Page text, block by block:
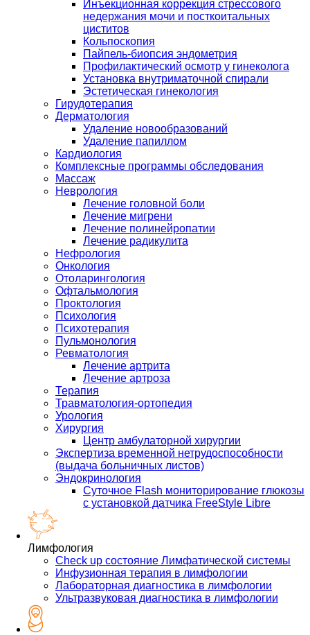
Инъекционная коррекция стрессового
недержания мочи и посткоитальных
циститов
Кольпоскопия
Пайпель-биопсия эндометрия
Профилактический осмотр у гинеколога
Установка внутриматочной спирали
Эстетическая гинекология
Гирудотерапия
Дерматология
Удаление новообразований
Удаление папиллом
Кардиология
Комплексные программы обследования
Массаж
Неврология
Лечение головной боли
Лечение мигрени
Лечение полинейропатии
Лечение радикулита
Нефрология
Онкология
Отоларингология
Офтальмология
Проктология
Психология
Психотерапия
Пульмонология
Ревматология
Лечение артрита
Лечение артроза
Терапия
Травматология-ортопедия
Урология
Хирургия
Центр амбулаторной хирургии
Экспертиза временной нетрудоспособности
(выдача больничных листов)
Эндокринология
Суточное Flash мониторирование глюкозы
с установкой датчика FreeStyle Libre
Лимфология
Check up состояние Лимфатической системы
Инфузионная терапия в лимфологии
Лабораторная диагностика в лимфологии
Ультразвуковая диагностика в лимфологии